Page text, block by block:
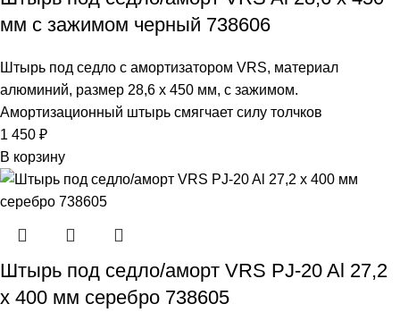
мм с зажимом черный 738606
Штырь под седло с амортизатором VRS, материал
алюминий, размер 28,6 х 450 мм, с зажимом.
Амортизационный штырь смягчает силу толчков
1 450 ₽
В корзину
Штырь под седло/аморт VRS PJ-20 Al 27,2
х 400 мм серебро 738605